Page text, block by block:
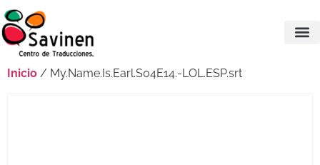
Inicio / My.Name.Is.Earl.S04E14.-LOL.ESP.srt